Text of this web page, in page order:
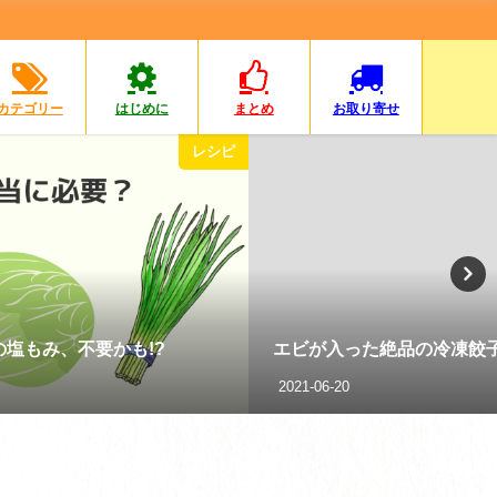
テゴリー はじめに まとめ お取り寄せ
レシピ
塩もみ、不要かも!? エビが入った絶品の冷凍餃
2021-06-20